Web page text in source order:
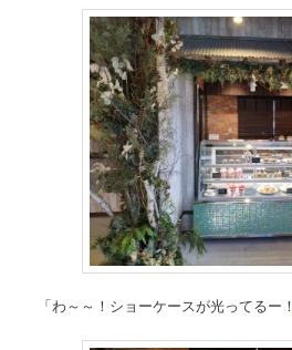
「わ～～！ショーケースが光ってるー！